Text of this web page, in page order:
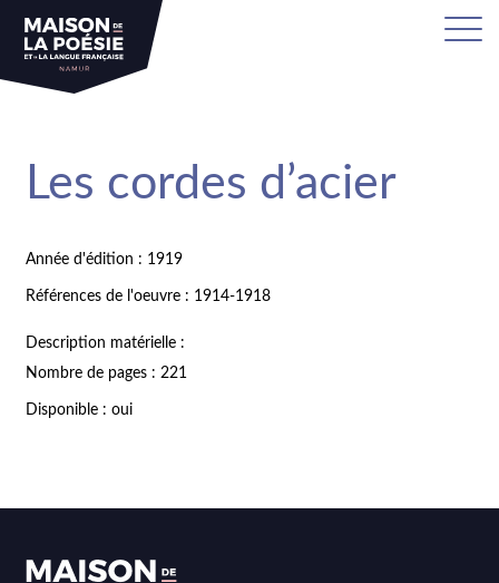
Les cordes d’acier
Année d'édition : 1919
Références de l'oeuvre : 1914-1918
Description matérielle :
Nombre de pages : 221
Disponible : oui